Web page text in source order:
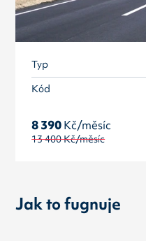
Typ
Kód
8 390Kč/měsíc
13 400Kč/měsíc
Jak to fugnuje